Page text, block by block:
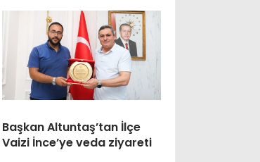
Başkan Altuntaş’tan İlçe
Vaizi İnce’ye veda ziyareti